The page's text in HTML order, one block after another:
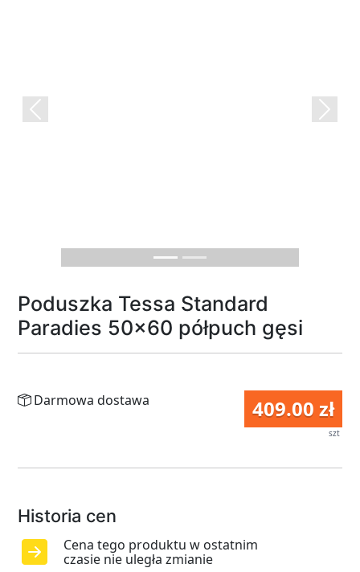
Previous Next
Poduszka Tessa Standard
Paradies 50x60 półpuch gęsi
409.00 zł
szt
Darmowa dostawa
Historia cen
Cena tego produktu w ostatnim
czasie nie uległa zmianie